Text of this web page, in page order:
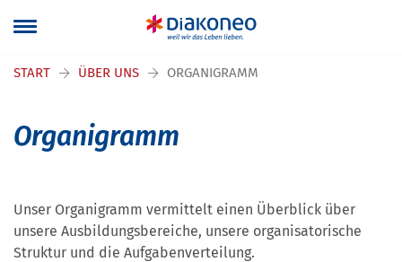
Navigation überspringen
START ÜBER UNS ORGANIGRAMM
Organigramm
Unser Organigramm vermittelt einen Überblick über
unsere Ausbildungsbereiche, unsere organisatorische
Struktur und die Aufgabenverteilung.